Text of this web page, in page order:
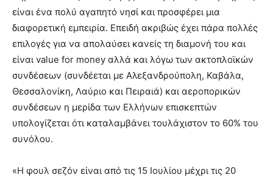
είναι ένα πολύ αγαπητό νησί και προσφέρει μια
διαφορετική εμπειρία. Επειδή ακριβώς έχει πάρα πολλές
επιλογές για να απολαύσει κανείς τη διαμονή του και
είναι value for money αλλά και λόγω των ακτοπλοϊκών
συνδέσεων (συνδέεται με Αλεξανδρούπολη, Καβάλα,
Θεσσαλονίκη, Λαύριο και Πειραιά) και αεροπορικών
συνδέσεων η μερίδα των Ελλήνων επισκεπτών
υπολογίζεται ότι καταλαμβάνει τουλάχιστον το 60% του
συνόλου.
«Η φουλ σεζόν είναι από τις 15 Ιουλίου μέχρι τις 20